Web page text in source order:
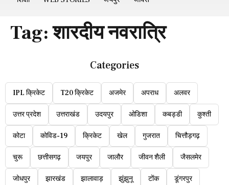
Tag:शारदीय नवरात्रि
Categories
IPL क्रिकेट T20 क्रिकेट अजमेर अपराध अलवर
उत्तर प्रदेश उत्तराखंड उदयपुर ओडिशा कबड्डी कुश्ती
कोटा कोविड-19 क्रिकेट खेल गुजरात चित्तौड़गढ़
चुरू छत्तीसगढ़ जयपुर जालौर जीवन शैली जैसलमेर
जोधपुर झारखंड झालावाड़ झुंझुनू टोंक डूंगरपुर